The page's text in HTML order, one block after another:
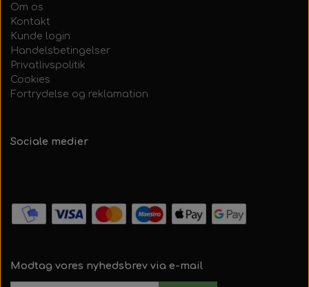
Om os
Kontakt
Kunde login
Handelsbetingelser
Privatlivspolitik
Cookies
Fortrydelse og reklamation
Sociale medier
Modtag vores nyhedsbrev via e-mail